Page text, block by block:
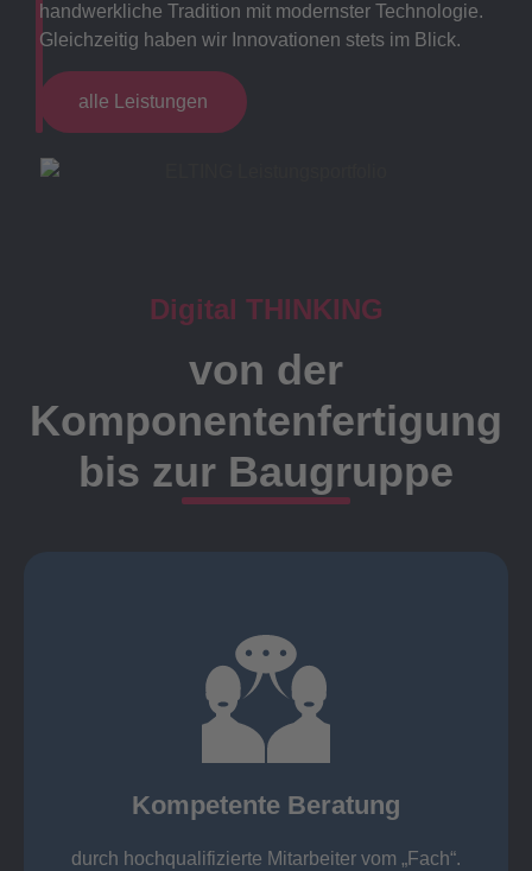
handwerkliche Tradition mit modernster Technologie.
Gleichzeitig haben wir Innovationen stets im Blick.
alle Leistungen
Digital THINKING
von der
Komponentenfertigung
bis zur Baugruppe
Kompetente Beratung
durch hochqualifizierte Mitarbeiter vom „Fach“.
Kompetente Beratung durch
„Fach“.
findet die Kundenbetreuung ausschließlich durch
Meister, Techniker oder Ingenieure statt.
Ansprechpartner